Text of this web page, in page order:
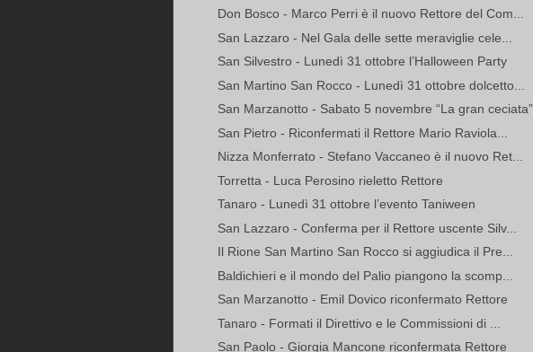
Don Bosco - Marco Perri è il nuovo Rettore del Com...
San Lazzaro - Nel Gala delle sette meraviglie cele...
San Silvestro - Lunedì 31 ottobre l’Halloween Party
San Martino San Rocco - Lunedì 31 ottobre dolcetto...
San Marzanotto - Sabato 5 novembre “La gran ceciata”
San Pietro - Riconfermati il Rettore Mario Raviola...
Nizza Monferrato - Stefano Vaccaneo è il nuovo Ret...
Torretta - Luca Perosino rieletto Rettore
Tanaro - Lunedì 31 ottobre l’evento Taniween
San Lazzaro - Conferma per il Rettore uscente Silv...
Il Rione San Martino San Rocco si aggiudica il Pre...
Baldichieri e il mondo del Palio piangono la scomp...
San Marzanotto - Emil Dovico riconfermato Rettore
Tanaro - Formati il Direttivo e le Commissioni di ...
San Paolo - Giorgia Mancone riconfermata Rettore